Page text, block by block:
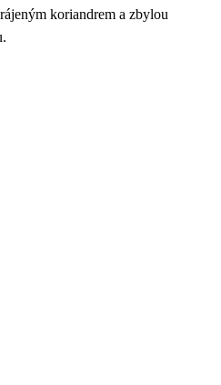
koriandrem a zbylou